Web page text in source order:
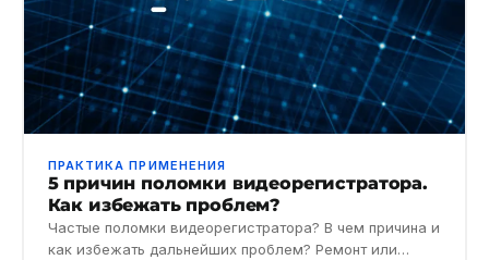
ПРАКТИКА ПРИМЕНЕНИЯ
5 причин поломки видеорегистратора.
Как избежать проблем?
Частые поломки видеорегистратора? В чем причина и
как избежать дальнейших проблем? Ремонт или